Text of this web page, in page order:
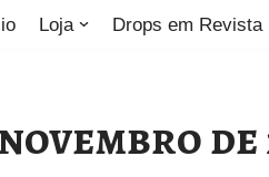
Loja Drops em Revista
de